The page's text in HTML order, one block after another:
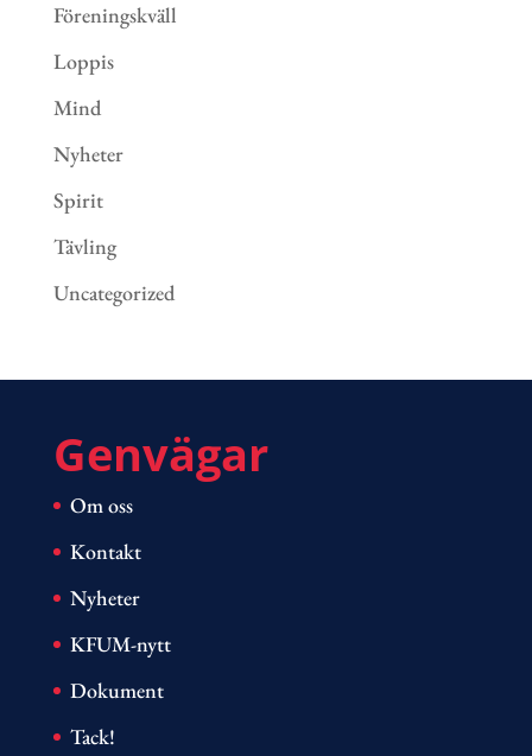
Föreningskväll
Loppis
Mind
Nyheter
Spirit
Tävling
Uncategorized
Genvägar
Om oss
Kontakt
Nyheter
KFUM-nytt
Dokument
Tack!